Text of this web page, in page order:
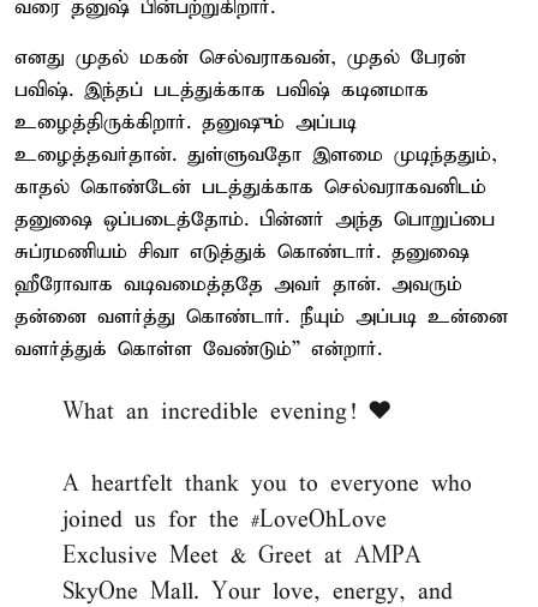
வரை தனுஷ் பின்பற்றுகிறார்.
எனது முதல் மகன் செல்வராகவன், முதல் பேரன்
பவிஷ். இந்தப் படத்துக்காக பவிஷ் கடினமாக
உழைத்திருக்கிறார். தனுஷும் அப்படி
உழைத்தவர்தான். துள்ளுவதோ இளமை முடிந்ததும்,
காதல் கொண்டேன் படத்துக்காக செல்வராகவனிடம்
தனுஷை ஒப்படைத்தோம். பின்னர் அந்த பொறுப்பை
சுப்ரமணியம் சிவா எடுத்துக் கொண்டார். தனுஷை
ஹீரோவாக வடிவமைத்ததே அவர் தான். அவரும்
தன்னை வளர்த்து கொண்டார். நீயும் அப்படி உன்னை
வளர்த்துக் கொள்ள வேண்டும்” என்றார்.
What an incredible evening! ❤️
A heartfelt thank you to everyone who
joined us for the #LoveOhLove
Exclusive Meet & Greet at AMPA
SkyOne Mall. Your love, energy, and